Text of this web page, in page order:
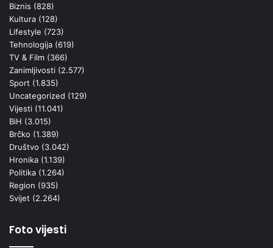
Biznis (828)
Kultura (128)
Lifestyle (723)
Tehnologija (619)
TV & Film (366)
Zanimljivosti (2.577)
Sport (1.835)
Uncategorized (129)
Vijesti (11.041)
BiH (3.015)
Brčko (1.389)
Društvo (3.042)
Hronika (1.139)
Politika (1.264)
Region (935)
Svijet (2.264)
Foto vijesti